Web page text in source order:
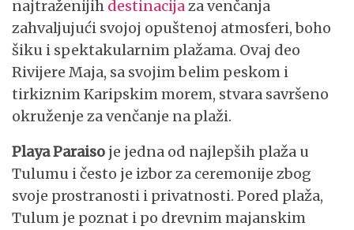
najtraženijih destinacijaza venčanja
zahvaljujući svojoj opuštenoj atmosferi, boho
šiku i spektakularnim plažama. Ovaj deo
Rivijere Maja, sa svojim belim peskom i
tirkiznim Karipskim morem, stvara savršeno
okruženje za venčanje na plaži.
Playa Paraiso je jedna od najlepših plaža u
Tulumu i često je izbor za ceremonije zbog
svoje prostranosti i privatnosti. Pored plaža,
Tulum je poznat i po drevnim majanskim